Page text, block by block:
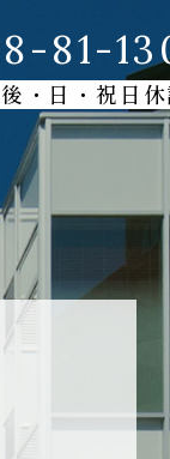
81-
・日・祝日